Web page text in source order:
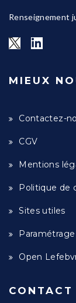
Renseignement
MIEUX
Contactez-
CGV
Mentions
Politique de
Sites utiles
Open
CONTACT